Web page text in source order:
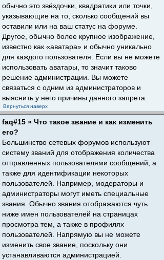
обычно это звёздочки, квадратики или точки,
указывающие на то, сколько сообщений вы
оставили или на ваш статус на форуме.
Другое, обычно более крупное изображение,
известно как «аватара» и обычно уникально
для каждого пользователя. Если вы не можете
использовать аватары, то значит таково
решение администрации. Вы можете
связаться с одним из администраторов и
выяснить у него причины данного запрета.
Вернуться наверх
faq#15 » Что такое звание и как изменить
его?
Большинство сетевых форумов используют
систему званий для отображения количества
отправленных пользователями сообщений, а
также для идентификации некоторых
пользователей. Например, модераторы и
администраторы могут иметь специальные
звания. Обычно звания отображаются чуть
ниже имен пользователей на страницах
просмотра тем, а также в профилях
пользователей. Напрямую вы не можете
изменить свое звание, поскольку они
устанавливаются администрацией.